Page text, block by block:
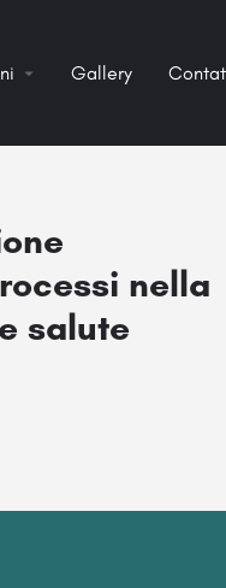
Gallery
nella
salute